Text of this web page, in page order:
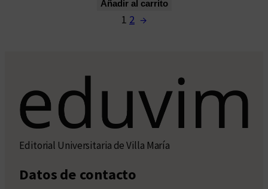
Añadir al carrito
1 2 →
Editorial Universitaria de Villa María
Datos de contacto